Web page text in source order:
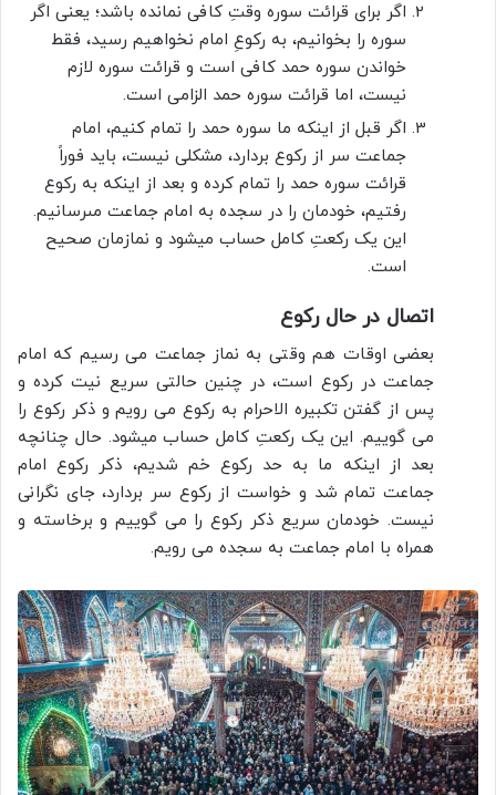
اگر براى قرائت سوره وقتِ کافی نمانده باشد؛ یعنى اگر
سوره را بخوانیم، به رکوعِ امام نخواهیم رسید، فقط
خواندن سوره حمد کافى است و قرائت سوره لازم
نیست، اما قرائت سوره حمد الزامی است.
اگر قبل از اینکه ما سوره حمد را تمام کنیم، امام
جماعت سر از رکوع بردارد، مشکلی نیست، باید فوراً
قرائت سوره حمد را تمام کرده و بعد از اینکه به رکوع
رفتیم، خودمان را در سجده به امام جماعت مى‏رسانیم.
این یک رکعتِ کامل حساب میشود و نمازمان صحیح
است.
اتصال در حال رکوع
بعضی اوقات هم وقتى به نماز جماعت می رسیم که امام
جماعت در رکوع است، در چنین حالتی سریع نیت کرده و
پس از گفتن تکبیره الاحرام به رکوع می رویم و ذکر رکوع را
می گوییم. این یک رکعتِ کامل حساب میشود. حال چنانچه
بعد از اینکه ما به حد رکوع خم شدیم، ذکر رکوع امام
جماعت تمام شد و خواست از رکوع سر بردارد، جای نگرانی
نیست. خودمان سریع ذکر رکوع را می گوییم و برخاسته و
همراه با امام جماعت به سجده می رویم.